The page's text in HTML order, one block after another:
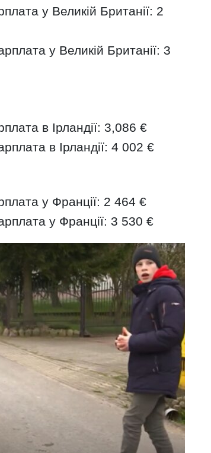
у Великій Британії: 2
у Великій Британії: 3
в Ірландії: 3,086 €
в Ірландії: 4 002 €
у Франції: 2 464 €
у Франції: 3 530 €